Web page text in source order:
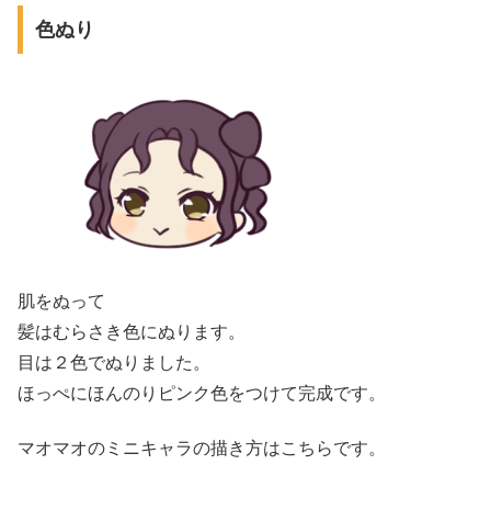
色ぬり
肌をぬって
髪はむらさき色にぬります。
目は２色でぬりました。
ほっぺにほんのりピンク色をつけて完成です。
マオマオのミニキャラの描き方はこちらです。